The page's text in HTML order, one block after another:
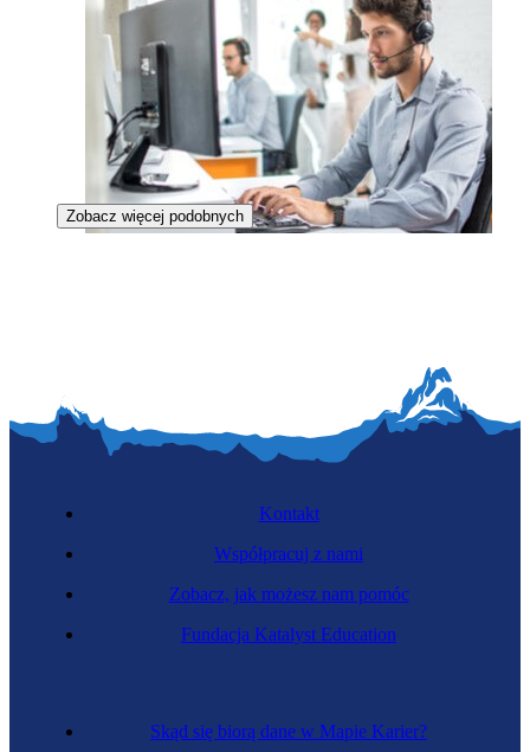
Zawód regulowany
Pracownik socjalny
Zobacz więcej podobnych
Skąd się biorą dane w Mapie Karier?
Kontakt
Współpracuj z nami
Zobacz, jak możesz nam pomóc
Fundacja Katalyst Education